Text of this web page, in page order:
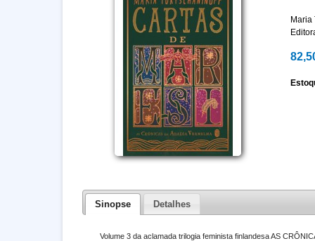
Maria
Sinopse Detalhes
Volume 3 da aclamada trilogia feminista finlandesa AS